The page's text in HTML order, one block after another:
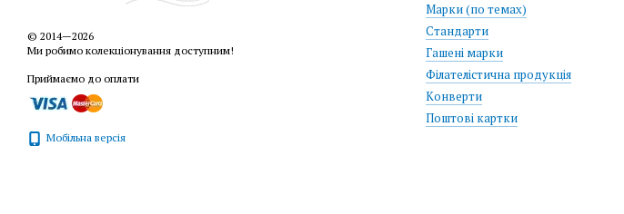
© 2014—2026
Ми робимо колекціонування доступним!
Приймаємо до оплати
Мобільна версія
Марки (по темах)
Стандарти
Гашені марки
Філателістична продукція
Конверти
Поштові картки